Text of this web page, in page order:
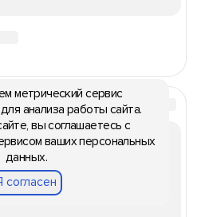
метрический сервис
анализа работы сайта.
вы соглашаетесь с
ваших персональных
данных.
согласен